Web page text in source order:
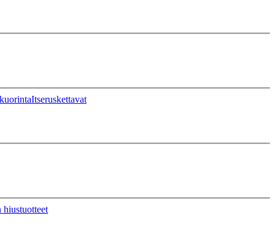
Itseruskettavat
hiustuotteet